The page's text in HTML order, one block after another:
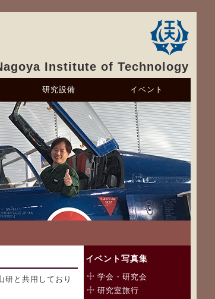
Institute of Technology
研究設備 イベント
研と共用しており
イベント写真集
学会・研究会
研究室旅行